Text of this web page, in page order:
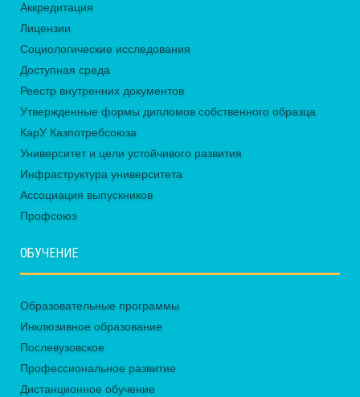
Аккредитация
Лицензии
Социологические исследования
Доступная среда
Реестр внутренних документов
Утвержденные формы дипломов собственного образца
КарУ Казпотребсоюза
Университет и цели устойчивого развития
Инфраструктура университета
Ассоциация выпускников
Профсоюз
ОБУЧЕНИЕ
Образовательные программы
Инклюзивное образование
Послевузовское
Профессиональное развитие
Дистанционное обучение